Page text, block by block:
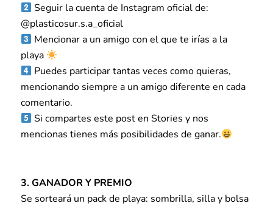
Seguir la cuenta de Instagram oficial de:
@plasticosur.s.a_oficial
Mencionar a un amigo con el que te irías a la
playa
Puedes participar tantas veces como quieras,
mencionando siempre a un amigo diferente en cada
comentario.
Si compartes este post en Stories y nos
mencionas tienes más posibilidades de ganar.
3. GANADOR Y PREMIO
Se sorteará un pack de playa: sombrilla, silla y bolsa